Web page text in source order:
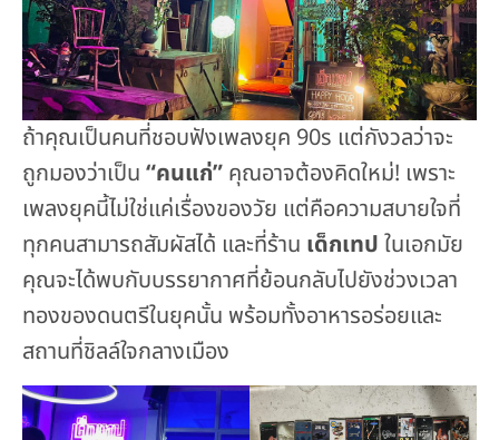
ถ้าคุณเป็นคนที่ชอบฟังเพลงยุค 90s แต่กังวลว่าจะ
ถูกมองว่าเป็น “คนแก่” คุณอาจต้องคิดใหม่! เพราะ
เพลงยุคนี้ไม่ใช่แค่เรื่องของวัย แต่คือความสบายใจที่
ทุกคนสามารถสัมผัสได้ และที่ร้าน เด็กเทป ในเอกมัย
คุณจะได้พบกับบรรยากาศที่ย้อนกลับไปยังช่วงเวลา
ทองของดนตรีในยุคนั้น พร้อมทั้งอาหารอร่อยและ
สถานที่ชิลล์ใจกลางเมือง